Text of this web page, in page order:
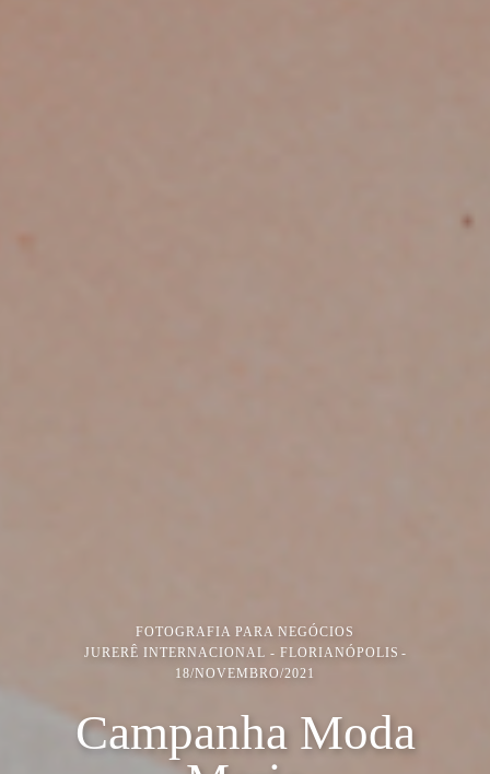
FOTOGRAFIA PARA NEGÓCIOS
JURERÊ INTERNACIONAL - FLORIANÓPOLIS
18/NOVEMBRO/2021
Campanha Moda